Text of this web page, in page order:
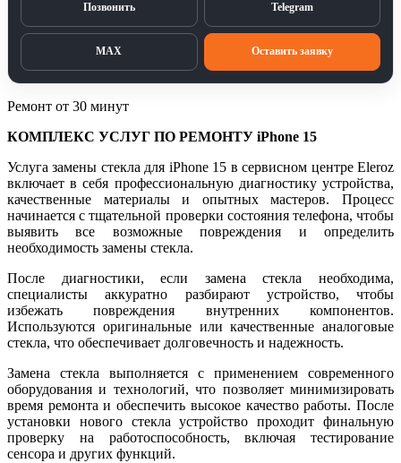
Позвонить Telegram
MAX Оставить заявку
Ремонт от 30 минут
КОМПЛЕКС УСЛУГ ПО РЕМОНТУ iPhone 15
Услуга замены стекла для iPhone 15 в сервисном центре Eleroz
включает в себя профессиональную диагностику устройства,
качественные материалы и опытных мастеров. Процесс
начинается с тщательной проверки состояния телефона, чтобы
выявить все возможные повреждения и определить
необходимость замены стекла.
После диагностики, если замена стекла необходима,
специалисты аккуратно разбирают устройство, чтобы
избежать повреждения внутренних компонентов.
Используются оригинальные или качественные аналоговые
стекла, что обеспечивает долговечность и надежность.
Замена стекла выполняется с применением современного
оборудования и технологий, что позволяет минимизировать
время ремонта и обеспечить высокое качество работы. После
установки нового стекла устройство проходит финальную
проверку на работоспособность, включая тестирование
сенсора и других функций.